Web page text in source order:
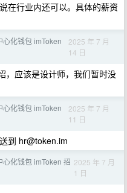
在行业内还可以。具体的薪资
心化钱包 imToken
2025 年 7 月
14 日
，应该是设计师，我们暂时没
心化钱包 imToken
2025 年 7 月
11 日
到 hr@token.im
心化钱包 imToken 招 2025 年 7 月
1 日